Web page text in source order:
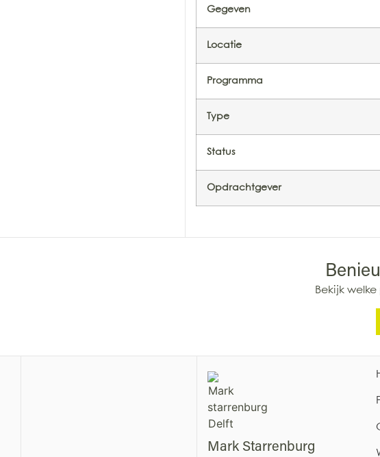
Gegeven
Locatie
Programma
Type
Status
Opdrachtgever
Bekijk
Mark Starrenburg